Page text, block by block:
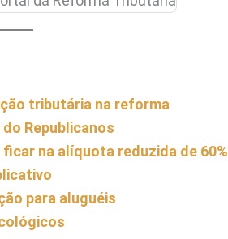
tributária na reforma
Republicanos
na alíquota reduzida de 60%
para aluguéis